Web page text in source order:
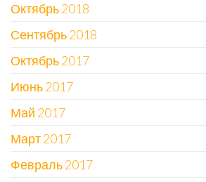
Октябрь 2018
Сентябрь 2018
Октябрь 2017
Июнь 2017
Май 2017
Март 2017
Февраль 2017